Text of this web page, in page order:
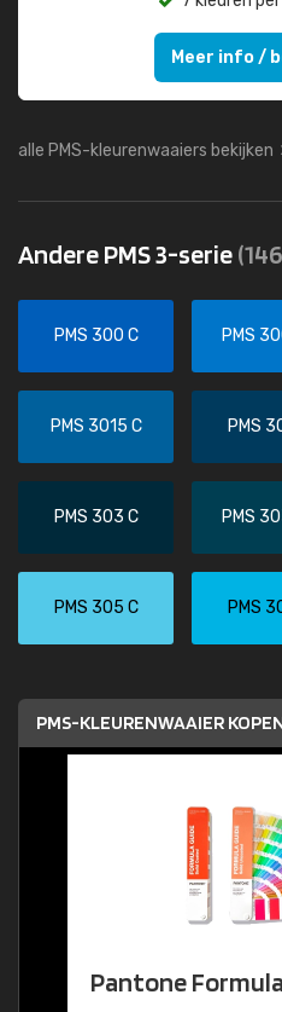
Meer info /
alle PMS-kleurenwaaiers bekijken
Andere PMS 3-serie
PMS 300 C PMS
PMS 3015 C PMS
PMS 303 C PMS
PMS 305 C PMS
PMS-KLEURENWAAIER
Pantone Formula